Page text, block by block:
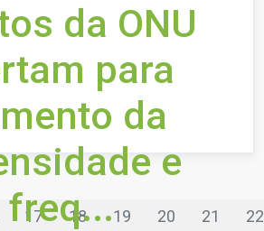
da ONU
para
da
e
freq...
17 18 19 20 21 22